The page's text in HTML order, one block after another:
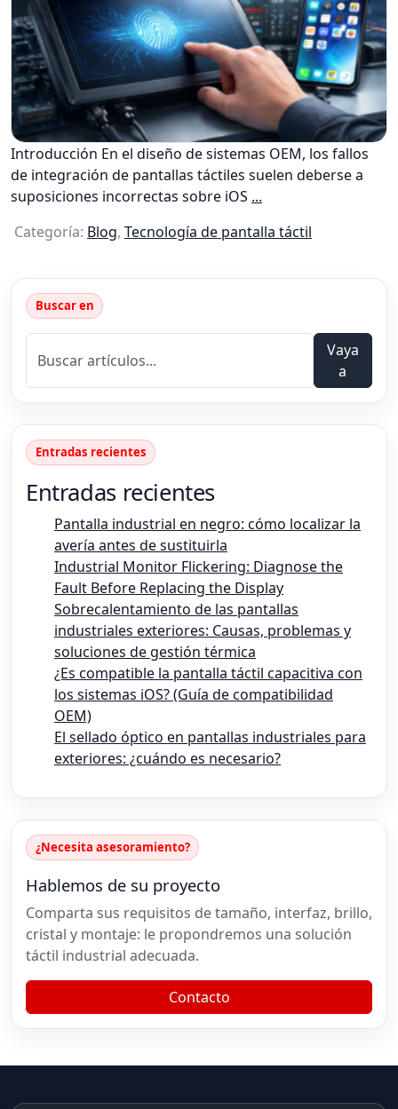
Introducción En el diseño de sistemas OEM, los fallos
de integración de pantallas táctiles suelen deberse a
suposiciones incorrectas sobre iOS ...
Categoría: Blog, Tecnología de pantalla táctil
Buscar en
Vaya
a
Entradas recientes
Entradas recientes
Pantalla industrial en negro: cómo localizar la
avería antes de sustituirla
Industrial Monitor Flickering: Diagnose the
Fault Before Replacing the Display
Sobrecalentamiento de las pantallas
industriales exteriores: Causas, problemas y
soluciones de gestión térmica
¿Es compatible la pantalla táctil capacitiva con
los sistemas iOS? (Guía de compatibilidad
OEM)
El sellado óptico en pantallas industriales para
exteriores: ¿cuándo es necesario?
¿Necesita asesoramiento?
Hablemos de su proyecto
Comparta sus requisitos de tamaño, interfaz, brillo,
cristal y montaje: le propondremos una solución
táctil industrial adecuada.
Contacto